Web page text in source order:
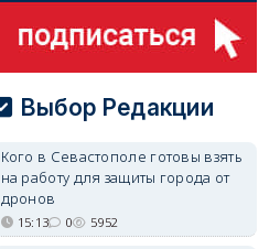
Выбор Редакции
Кого в Севастополе готовы взять
на работу для защиты города от
дронов
15:13 0 5952